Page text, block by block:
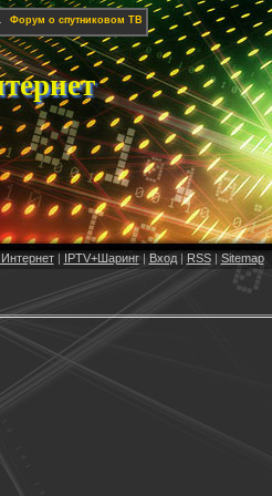
Форум о спутниковом ТВ
| IPTV+Шаринг| Вход| RSS| Sitemap